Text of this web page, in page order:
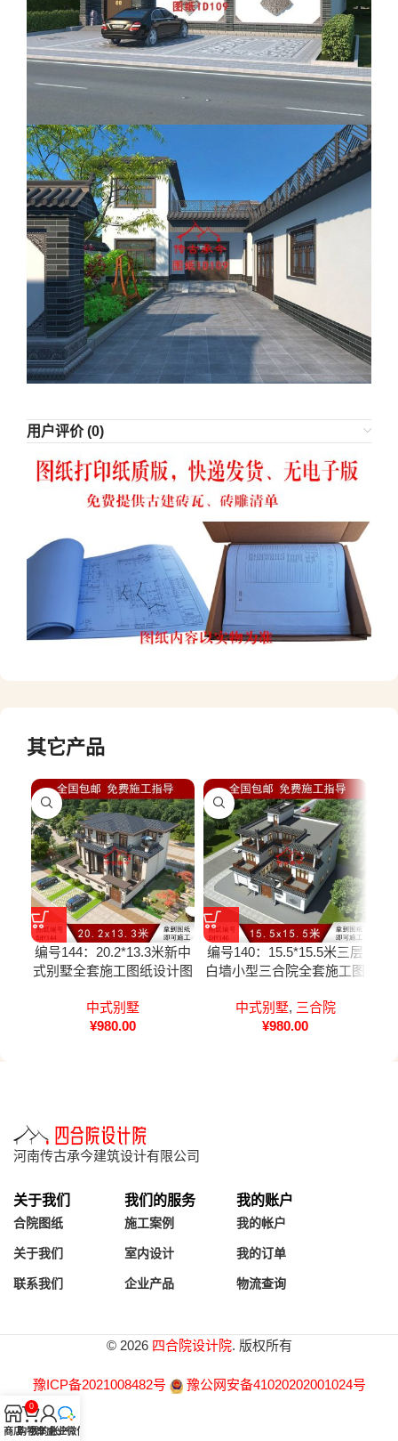
用户评价 (0)
其它产品
编号144：20.2*13.3米新中
式别墅全套施工图纸设计图
中式别墅
¥980.00
编号140：15.5*15.5米三层
白墙小型三合院全套施工图
中式别墅, 三合院
¥980.00
河南传古承今建筑设计有限公司
关于我们
合院图纸
关于我们
联系我们
我们的服务
施工案例
室内设计
企业产品
我的账户
我的帐户
我的订单
物流查询
© 2026 四合院设计院. 版权所有
豫ICP备2021008482号 豫公网安备41020202001024号
商店
0
购物车我的帐户
企业微信